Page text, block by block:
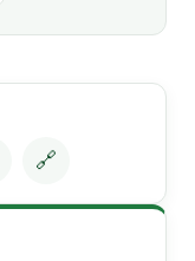
🔗